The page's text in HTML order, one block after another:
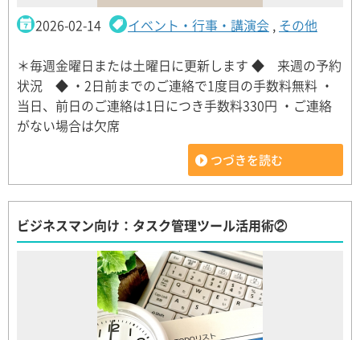
2026-02-14 イベント・行事・講演会 , その他
＊毎週金曜日または土曜日に更新します ◆ 来週の予約
状況 ◆ ・2日前までのご連絡で1度目の手数料無料 ・
当日、前日のご連絡は1日につき手数料330円 ・ご連絡
がない場合は欠席
つづきを読む
ビジネスマン向け：タスク管理ツール活用術②